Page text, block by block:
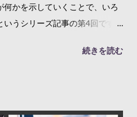
活動、ということですね。 そ
なんとかする」ということな
、営業活動によってホントに
かを示していくことで、いろ
いうシリーズ記事の第4回です。
。 営業マネジメントを整える
続きを読む